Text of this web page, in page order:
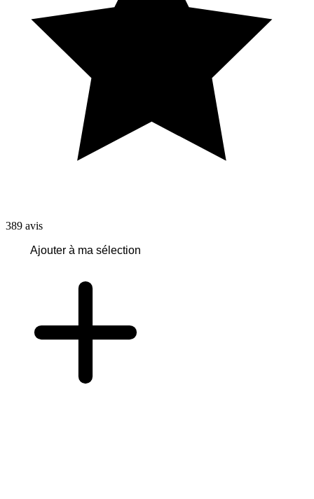
389 avis
Ajouter à ma sélection